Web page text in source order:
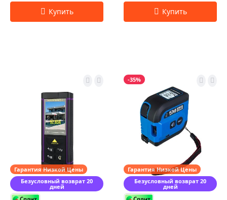
Гарантия Низкой Цены
Безусловный возврат 20
дней
-35%
Гарантия Низкой Цены
Безусловный возврат 20
дней